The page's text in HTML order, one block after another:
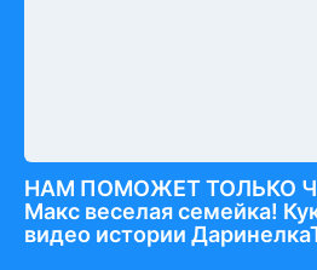
НАМ ПОМОЖЕТ ТОЛЬКО
Макс веселая семейка!
видео истории